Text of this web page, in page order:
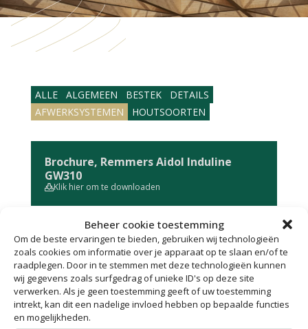
Beheer cookie toestemming
Om de beste ervaringen te bieden, gebruiken wij technologieën
zoals cookies om informatie over je apparaat op te slaan en/of te
raadplegen. Door in te stemmen met deze technologieën kunnen
wij gegevens zoals surfgedrag of unieke ID's op deze site
verwerken. Als je geen toestemming geeft of uw toestemming
intrekt, kan dit een nadelige invloed hebben op bepaalde functies
en mogelijkheden.
ALLE ALGEMEEN BESTEK
DETAILS
AFWERKSYSTEMEN
HOUTSOORTEN
Brochure, Remmers Aidol Induline
GW310
Klik hier om te downloaden
Informatie, Remmers Aidol Induline
GW310
Klik hier om te downloaden
Technisch merkblad, Remmers Aidol